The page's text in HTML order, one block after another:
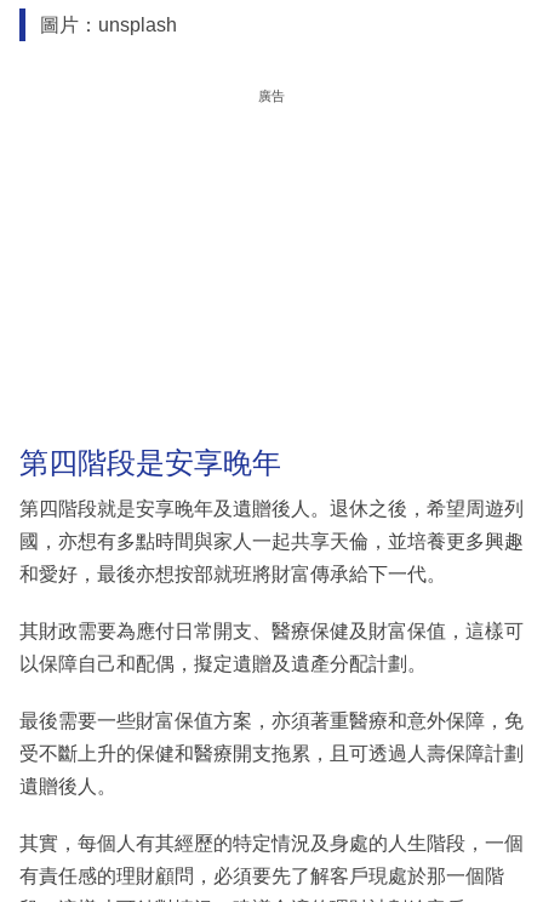
圖片：unsplash
廣告
第四階段是安享晚年
第四階段就是安享晚年及遺贈後人。退休之後，希望周遊列
國，亦想有多點時間與家人一起共享天倫，並培養更多興趣
和愛好，最後亦想按部就班將財富傳承給下一代。
其財政需要為應付日常開支、醫療保健及財富保值，這樣可
以保障自己和配偶，擬定遺贈及遺產分配計劃。
最後需要一些財富保值方案，亦須著重醫療和意外保障，免
受不斷上升的保健和醫療開支拖累，且可透過人壽保障計劃
遺贈後人。
其實，每個人有其經歷的特定情況及身處的人生階段，一個
有責任感的理財顧問，必須要先了解客戶現處於那一個階